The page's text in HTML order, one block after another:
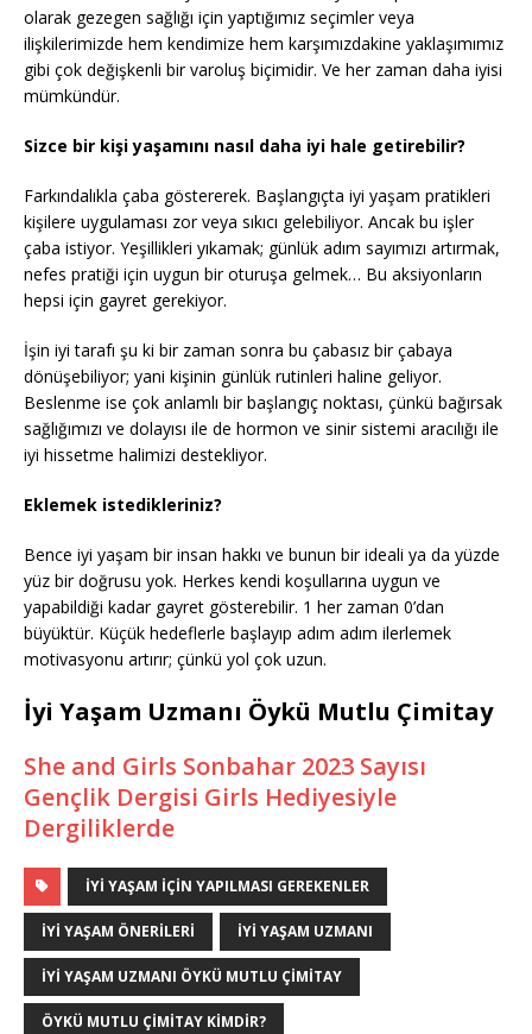
olarak gezegen sağlığı için yaptığımız seçimler veya
ilişkilerimizde hem kendimize hem karşımızdakine yaklaşımımız
gibi çok değişkenli bir varoluş biçimidir. Ve her zaman daha iyisi
mümkündür.
Sizce bir kişi yaşamını nasıl daha iyi hale getirebilir?
Farkındalıkla çaba göstererek. Başlangıçta iyi yaşam pratikleri
kişilere uygulaması zor veya sıkıcı gelebiliyor. Ancak bu işler
çaba istiyor. Yeşillikleri yıkamak; günlük adım sayımızı artırmak,
nefes pratiği için uygun bir oturuşa gelmek… Bu aksiyonların
hepsi için gayret gerekiyor.
İşin iyi tarafı şu ki bir zaman sonra bu çabasız bir çabaya
dönüşebiliyor; yani kişinin günlük rutinleri haline geliyor.
Beslenme ise çok anlamlı bir başlangıç noktası, çünkü bağırsak
sağlığımızı ve dolayısı ile de hormon ve sinir sistemi aracılığı ile
iyi hissetme halimizi destekliyor.
Eklemek istedikleriniz?
Bence iyi yaşam bir insan hakkı ve bunun bir ideali ya da yüzde
yüz bir doğrusu yok. Herkes kendi koşullarına uygun ve
yapabildiği kadar gayret gösterebilir. 1 her zaman 0’dan
büyüktür. Küçük hedeflerle başlayıp adım adım ilerlemek
motivasyonu artırır; çünkü yol çok uzun.
İyi Yaşam Uzmanı Öykü Mutlu Çimitay
She and Girls Sonbahar 2023 Sayısı
Gençlik Dergisi Girls Hediyesiyle
Dergiliklerde
IYI YAŞAM IÇIN YAPILMASI GEREKENLER
IYI YAŞAM ÖNERILERI IYI YAŞAM UZMANI
İYI YAŞAM UZMANI ÖYKÜ MUTLU ÇIMITAY
ÖYKÜ MUTLU ÇIMITAY KIMDIR?